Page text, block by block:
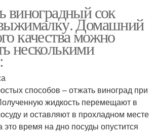
виноградный сок
Домашний
качества можно
несколькими
способов – отжать виноград при
жидкость перемещают в
и оставляют в прохладном месте
это время на дно посуды опустится